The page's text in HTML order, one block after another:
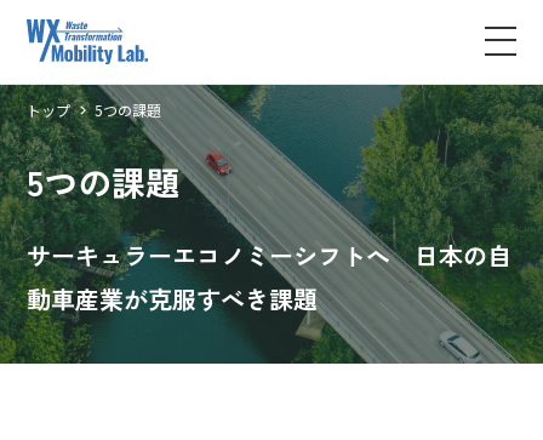
トップ 5つの課題
5つの課題
サーキュラーエコノミーシフトへ 日本の自
動車産業が克服すべき課題